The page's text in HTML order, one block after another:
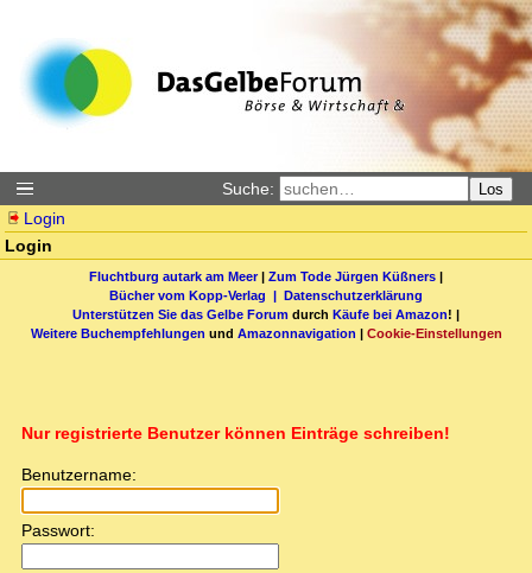
Suche: Los
Login
Login
Fluchtburg autark am Meer| Zum Tode Jürgen Küßners |
Bücher vom Kopp-Verlag | Datenschutzerklärung
Unterstützen Sie das Gelbe Forum durch Käufe bei Amazon! |
Weitere Buchempfehlungen und Amazonnavigation | Cookie-Einstellungen
Nur registrierte Benutzer können Einträge schreiben!
Benutzername:
Passwort: